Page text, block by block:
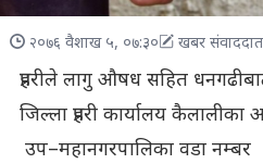
२०७६ वैशाख ५, ०७:३० खबर
प्रहरीले लागु औषध सहित
जिल्ला प्रहरी कार्यालय
उप–महानगरपालिका वडा नम्बर